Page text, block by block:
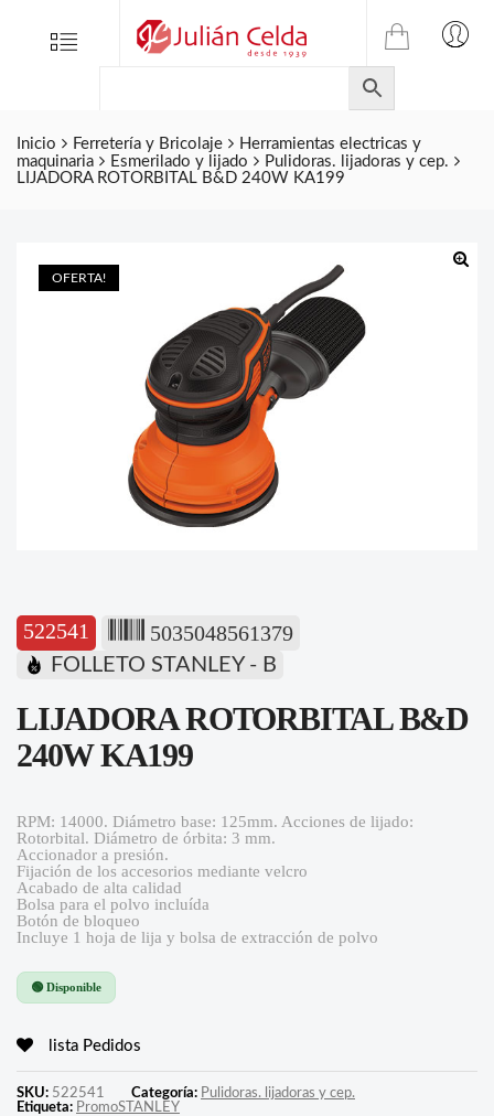
Menu
TIENDA
ONLINE
DE
JULIAN
CELDA
Inicio Ferretería y Bricolaje
Herramientas electricas y
maquinaria
Esmerilado y lijado
Pulidoras. lijadoras y cep.
LIJADORA ROTORBITAL B&D 240W KA199
OFERTA!
522541 5035048561379
FOLLETO STANLEY - B
LIJADORA ROTORBITAL B&D
240W KA199
RPM: 14000. Diámetro base: 125mm. Acciones de lijado:
Rotorbital. Diámetro de órbita: 3 mm.
Accionador a presión.
Fijación de los accesorios mediante velcro
Acabado de alta calidad
Bolsa para el polvo incluída
Botón de bloqueo
Incluye 1 hoja de lija y bolsa de extracción de polvo
🟢 Disponible
lista Pedidos
SKU: 522541 Categoría: Pulidoras. lijadoras y cep.
Etiqueta: PromoSTANLEY
Folletos
Contacto